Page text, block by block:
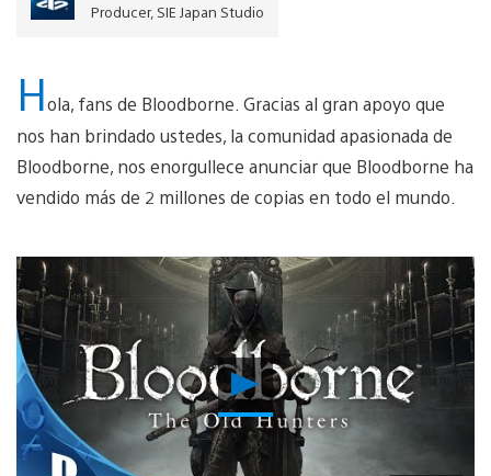
24
Producer, SIE Japan Studio
Hola, fans de Bloodborne. Gracias al gran apoyo que
nos han brindado ustedes, la comunidad apasionada de
Bloodborne, nos enorgullece anunciar que Bloodborne ha
vendido más de 2 millones de copias en todo el mundo.
Reproducir
Video